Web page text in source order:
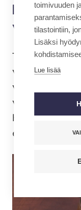
Mitä
Tehy ei
valmiuslain
vastustaa
valmiuslailla
ei ole
toimivuuden
tilastointiin,
Lisäksi
Lue lisää